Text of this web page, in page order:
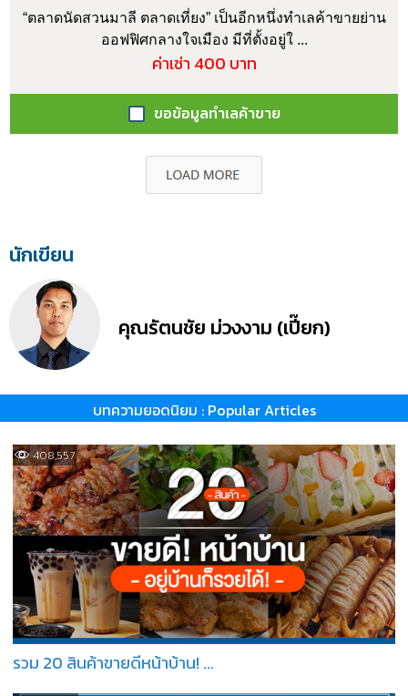
“ตลาดนัดสวนมาลี ตลาดเที่ยง” เป็นอีกหนึ่งทำเลค้าขายย่าน
ออฟฟิศกลางใจเมือง มีที่ตั้งอยู่ใ ...
ค่าเช่า 400 บาท
ขอข้อมูลทำเลค้าขาย
นักเขียน
คุณรัตนชัย ม่วงงาม (เปี๊ยก)
บทความยอดนิยม : Popular Articles
408,557
รวม 20 สินค้าขายดีหน้าบ้าน! ...